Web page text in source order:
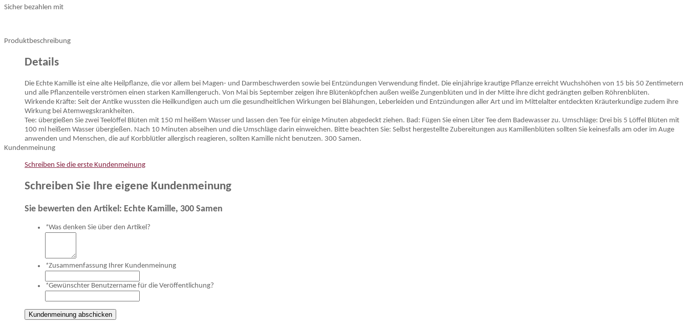
Sicher bezahlen mit
Produktbeschreibung
Details
Die Echte Kamille ist eine alte Heilpflanze, die vor allem bei Magen- und Darmbeschwerden sowie bei Entzündungen Verwendung findet. Die einjährige krautige Pflanze erreicht Wuchshöhen von 15 bis 50 Zentimetern
und alle Pflanzenteile verströmen einen starken Kamillengeruch. Von Mai bis September zeigen ihre Blütenköpfchen außen weiße Zungenblüten und in der Mitte ihre dicht gedrängten gelben Röhrenblüten.
Wirkende Kräfte: Seit der Antike wussten die Heilkundigen auch um die gesundheitlichen Wirkungen bei Blähungen, Leberleiden und Entzündungen aller Art und im Mittelalter entdeckten Kräuterkundige zudem ihre
Wirkung bei Atemwegskrankheiten.
Tee: übergießen Sie zwei Teelöffel Blüten mit 150 ml heißem Wasser und lassen den Tee für einige Minuten abgedeckt ziehen. Bad: Fügen Sie einen Liter Tee dem Badewasser zu. Umschläge: Drei bis 5 Löffel Blüten mit
100 ml heißem Wasser übergießen. Nach 10 Minuten abseihen und die Umschläge darin einweichen. Bitte beachten Sie: Selbst hergestellte Zubereitungen aus Kamillenblüten sollten Sie keinesfalls am oder im Auge
anwenden und Menschen, die auf Korbblütler allergisch reagieren, sollten Kamille nicht benutzen. 300 Samen.
Kundenmeinung
Schreiben Sie die erste Kundenmeinung
Schreiben Sie Ihre eigene Kundenmeinung
Sie bewerten den Artikel: Echte Kamille, 300 Samen
*Was denken Sie über den Artikel?
*Zusammenfassung Ihrer Kundenmeinung
*Gewünschter Benutzername für die Veröffentlichung?
Kundenmeinung abschicken